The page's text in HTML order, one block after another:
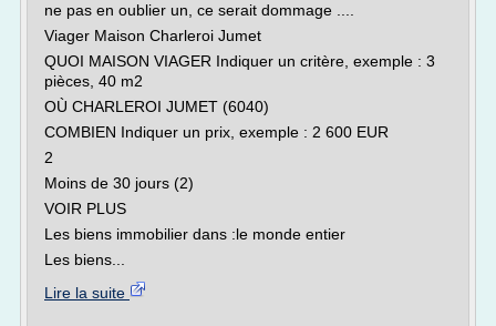
ne pas en oublier un, ce serait dommage ....
Viager Maison Charleroi Jumet
QUOI MAISON VIAGER Indiquer un critère, exemple : 3
pièces, 40 m2
OÙ CHARLEROI JUMET (6040)
COMBIEN Indiquer un prix, exemple : 2 600 EUR
2
Moins de 30 jours (2)
VOIR PLUS
Les biens immobilier dans :le monde entier
Les biens...
Lire la suite